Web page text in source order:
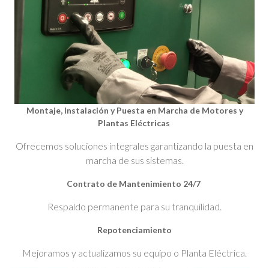
Montaje, Instalación y Puesta en Marcha de Motores y
Plantas Eléctricas
Ofrecemos soluciones integrales garantizando la puesta en
marcha de sus sistemas.
Contrato de Mantenimiento 24/7
Respaldo permanente para su tranquilidad.
Repotenciamiento
Mejoramos y actualizamos su equipo o Planta Eléctrica.